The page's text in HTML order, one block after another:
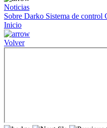
Noticias
Sobre Darko Sistema de control
Inicio
Volver